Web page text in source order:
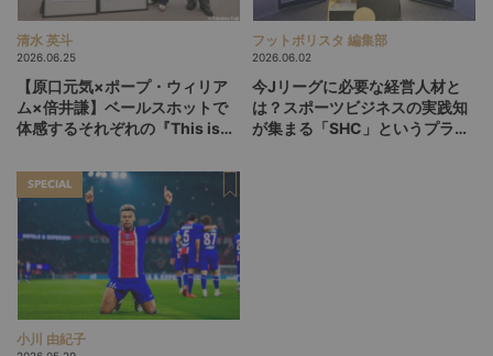
清水 英斗
2026.06.25
【原口元気×ポープ・ウィリア
ム×倍井謙】ベールスホットで
体感するそれぞれの『This is
フットボリスタ 編集部
2026.06.02
今Jリーグに必要な経営人材と
は？スポーツビジネスの実践知
が集まる「SHC」というプラッ
SPECIAL
小川 由紀子